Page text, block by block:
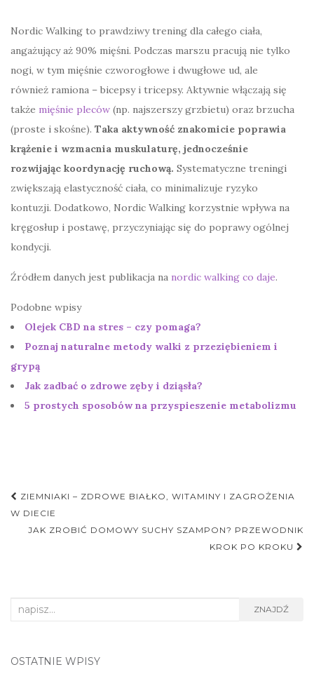
Nordic Walking to prawdziwy trening dla całego ciała,
angażujący aż 90% mięśni. Podczas marszu pracują nie tylko
nogi, w tym mięśnie czworogłowe i dwugłowe ud, ale
również ramiona – bicepsy i tricepsy. Aktywnie włączają się
także mięśnie pleców (np. najszerszy grzbietu) oraz brzucha
(proste i skośne). Taka aktywność znakomicie poprawia
krążenie i wzmacnia muskulaturę, jednocześnie
rozwijając koordynację ruchową. Systematyczne treningi
zwiększają elastyczność ciała, co minimalizuje ryzyko
kontuzji. Dodatkowo, Nordic Walking korzystnie wpływa na
kręgosłup i postawę, przyczyniając się do poprawy ogólnej
kondycji.
Źródłem danych jest publikacja na nordic walking co daje.
Podobne wpisy
Olejek CBD na stres – czy pomaga?
Poznaj naturalne metody walki z przeziębieniem i
grypą
Jak zadbać o zdrowe zęby i dziąsła?
5 prostych sposobów na przyspieszenie metabolizmu
Nawigacja
postu
ZIEMNIAKI – ZDROWE BIAŁKO, WITAMINY I ZAGROŻENIA
W DIECIE
JAK ZROBIĆ DOMOWY SUCHY SZAMPON? PRZEWODNIK
KROK PO KROKU
Search
ZNAJDŹ
OSTATNIE WPISY